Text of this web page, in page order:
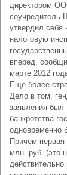
директором
соучредитель
утвердил себя
налоговую
вперед,
марте 2012
Еще более
Дело в том,
заявления
банкротства
одновременно
Причем
млн. руб. (это
действительно